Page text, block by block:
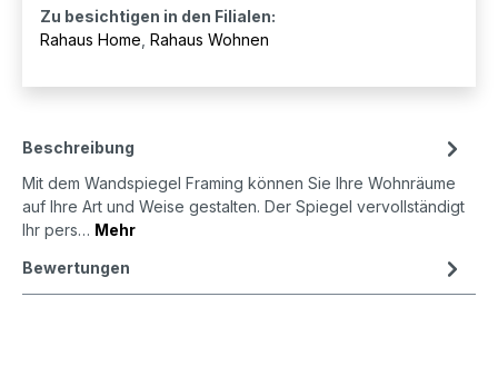
Zu besichtigen in den Filialen:
Rahaus Home Rahaus Wohnen
Beschreibung
Mit dem Wandspiegel Framing können Sie Ihre Wohnräume
auf Ihre Art und Weise gestalten. Der Spiegel vervollständigt
Ihr pers… Mehr
Bewertungen